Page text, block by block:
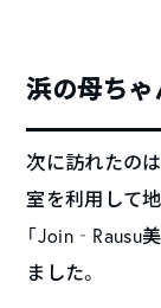
浜の母ちゃ
次に訪れたの
室を利用して
「Join‐Rausu
ました。